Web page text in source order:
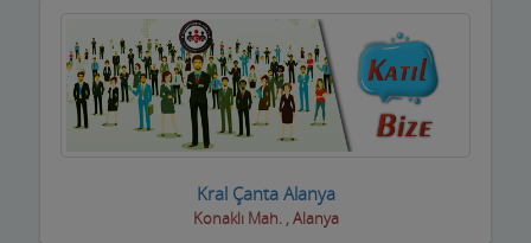
Kral Çanta Alanya
Konaklı Mah. , Alanya